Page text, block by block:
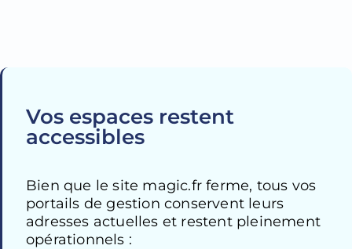
Vos espaces restent
accessibles
Bien que le site magic.fr ferme, tous vos
portails de gestion conservent leurs
adresses actuelles et restent pleinement
opérationnels :